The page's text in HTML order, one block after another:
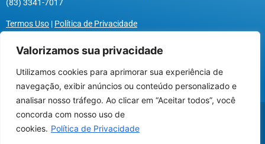
Utilizamos cookies para oferecer melhor
experiência, melhorar o desempenho, analisar
como você interage em nosso site e
personalizar conteúdo.
Valorizamos sua privacidade
Utilizamos cookies para aprimorar sua experiência de
navegação, exibir anúncios ou conteúdo personalizado e
analisar nosso tráfego. Ao clicar em “Aceitar todos”, você
concorda com nosso uso de
cookies. Política de Privacidade
(83) 3341-7017
Termos Uso | Política de Privacidade
@2026 Associação Carismática Católica São Pio X
Desenvolvido pelaROX